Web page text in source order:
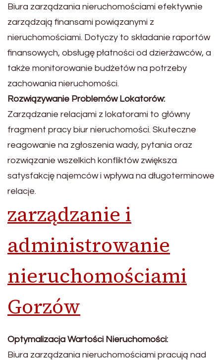
Biura zarządzania nieruchomościami efektywnie
zarządzają finansami powiązanymi z
nieruchomościami. Dotyczy to składanie raportów
finansowych, obsługę płatności od dzierżawców, a
także monitorowanie budżetów na potrzeby
zachowania nieruchomości.
Rozwiązywanie Problemów Lokatorów:
Zarządzanie relacjami z lokatorami to główny
fragment pracy biur nieruchomości. Skuteczne
reagowanie na zgłoszenia wady, pytania oraz
rozwiązanie wszelkich konfliktów zwiększa
satysfakcję najemców i wpływa na długoterminowe
relacje.
zarządzanie i
administrowanie
nieruchomościami
Gorzów
Optymalizacja Wartości Nieruchomości:
Biura zarządzania nieruchomościami pracują nad